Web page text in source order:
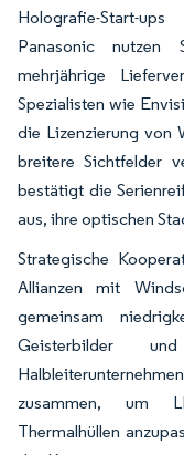
Holografie-Start-
Panasonic nutzen
mehrjährige
Spezialisten wie
die Lizenzierung von
breitere Sichtfelder
bestätigt die
aus, ihre optischen
Strategische
Allianzen mit
gemeinsam
Geisterbilder
zusammen, um
Thermalhüllen